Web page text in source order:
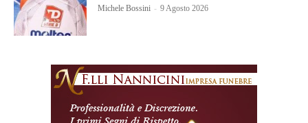
Michele Bossini - 9 Agosto 2026